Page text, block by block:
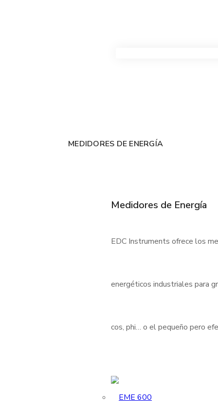
MEDIDORES DE ENERGÍA
Medidores de Energía
EDC Instruments ofrece los
energéticos industriales para
cos, phi… o el pequeño pero